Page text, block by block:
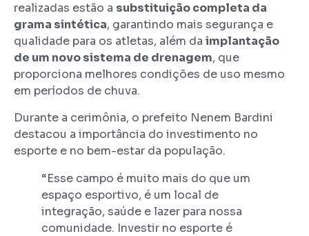
realizadas estão a substituição completa da
grama sintética, garantindo mais segurança e
qualidade para os atletas, além da implantação
de um novo sistema de drenagem, que
proporciona melhores condições de uso mesmo
em períodos de chuva.
Durante a cerimônia, o prefeito Nenem Bardini
destacou a importância do investimento no
esporte e no bem-estar da população.
“Esse campo é muito mais do que um
espaço esportivo, é um local de
integração, saúde e lazer para nossa
comunidade. Investir no esporte é